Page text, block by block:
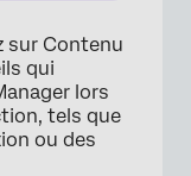
sur Contenu
qui
lors
tels que
ou des